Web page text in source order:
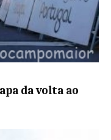
da volta ao